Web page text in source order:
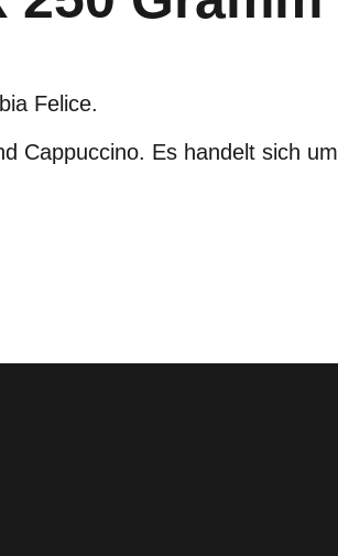
Felice.
Cappuccino. Es handelt sich um